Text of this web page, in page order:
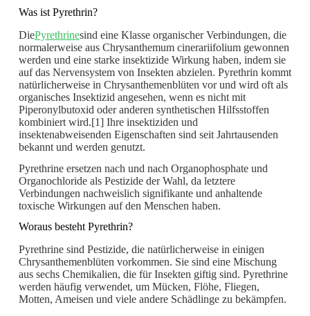
Was ist Pyrethrin?
DiePyrethrinesind eine Klasse organischer Verbindungen, die
normalerweise aus Chrysanthemum cinerariifolium gewonnen
werden und eine starke insektizide Wirkung haben, indem sie
auf das Nervensystem von Insekten abzielen. Pyrethrin kommt
natürlicherweise in Chrysanthemenblüten vor und wird oft als
organisches Insektizid angesehen, wenn es nicht mit
Piperonylbutoxid oder anderen synthetischen Hilfsstoffen
kombiniert wird.[1] Ihre insektiziden und
insektenabweisenden Eigenschaften sind seit Jahrtausenden
bekannt und werden genutzt.
Pyrethrine ersetzen nach und nach Organophosphate und
Organochloride als Pestizide der Wahl, da letztere
Verbindungen nachweislich signifikante und anhaltende
toxische Wirkungen auf den Menschen haben.
Woraus besteht Pyrethrin?
Pyrethrine sind Pestizide, die natürlicherweise in einigen
Chrysanthemenblüten vorkommen. Sie sind eine Mischung
aus sechs Chemikalien, die für Insekten giftig sind. Pyrethrine
werden häufig verwendet, um Mücken, Flöhe, Fliegen,
Motten, Ameisen und viele andere Schädlinge zu bekämpfen.